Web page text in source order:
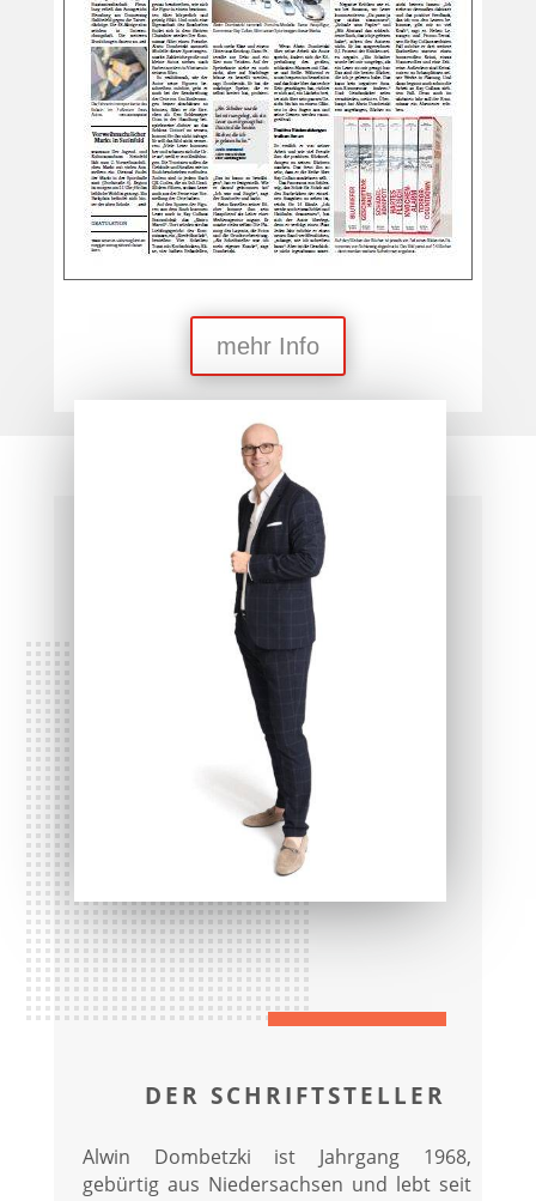
mehr Info
DER SCHRIFTSTELLER
Alwin Dombetzki ist Jahrgang 1968,
gebürtig aus Niedersachsen und lebt seit